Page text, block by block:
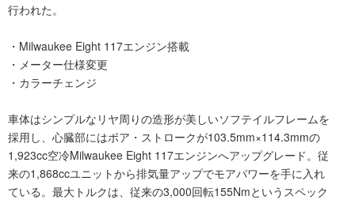
行われた。
・Milwaukee Eight 117エンジン搭載
・メーター仕様変更
・カラーチェンジ
車体はシンプルなリヤ周りの造形が美しいソフテイルフレームを
採用し、心臓部にはボア・ストロークが103.5mm×114.3mmの
1,923cc空冷Milwaukee Eight 117エンジンへアップグレード。従
来の1,868ccユニットから排気量アップでモアパワーを手に入れ
ている。最大トルクは、従来の3,000回転155Nmというスペック